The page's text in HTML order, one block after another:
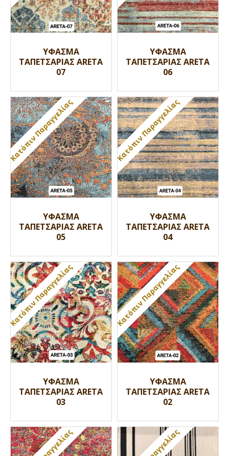
ΥΦΑΣΜΑ
ΤΑΠΕΤΣΑΡΙΑΣ ARETA
07
ΥΦΑΣΜΑ
ΤΑΠΕΤΣΑΡΙΑΣ ARETA
06
Κατόπιν Παραγγελίας
ΥΦΑΣΜΑ
ΤΑΠΕΤΣΑΡΙΑΣ ARETA
05
Κατόπιν Παραγγελίας
ΥΦΑΣΜΑ
ΤΑΠΕΤΣΑΡΙΑΣ ARETA
04
Κατόπιν Παραγγελίας
ΥΦΑΣΜΑ
ΤΑΠΕΤΣΑΡΙΑΣ ARETA
03
Κατόπιν Παραγγελίας
ΥΦΑΣΜΑ
ΤΑΠΕΤΣΑΡΙΑΣ ARETA
02